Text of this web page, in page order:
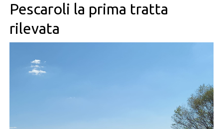
Pescaroli la prima tratta
rilevata